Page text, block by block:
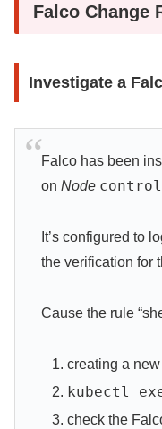
Falco Change
Investigate a
Falco has been
on Node
It’s configured to
the verification for
Cause the rule
creating a new
kubectl
check the